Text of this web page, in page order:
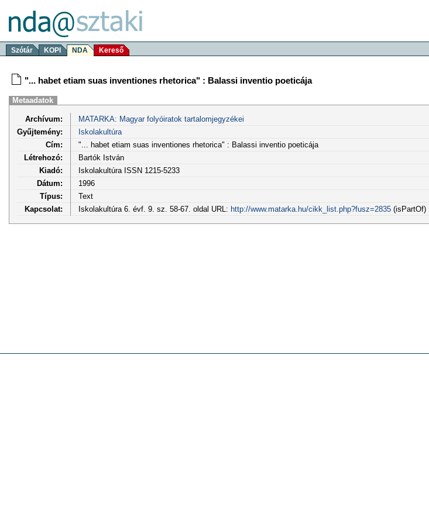
Szótár KOPI NDA Kereső
"... habet etiam suas inventiones rhetorica" : Balassi inventio poeticája
Metaadatok
Archívum:
MATARKA: Magyar folyóiratok tartalomjegyzékei
Gyűjtemény:
Iskolakultúra
Cím:
"... habet etiam suas inventiones rhetorica" : Balassi inventio poeticája
Létrehozó:
Bartók István
Kiadó:
Iskolakultúra ISSN 1215-5233
Dátum:
1996
Típus:
Text
Kapcsolat:
Iskolakultúra 6. évf. 9. sz. 58-67. oldal URL: http://www.matarka.hu/cikk_list.php?fusz=2835(isPartOf)